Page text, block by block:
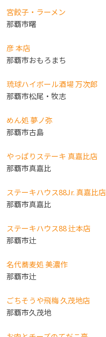
宮餃子・ラーメン
那覇市曙
彦 本店
那覇市おもろまち
琉球ハイボール酒場 万次郎
那覇市松尾・牧志
めん処 夢ノ弥
那覇市古島
やっぱりステーキ 真嘉比店
那覇市真嘉比
ステーキハウス88Jr. 真嘉比店
那覇市真嘉比
ステーキハウス88 辻本店
那覇市辻
名代蕎麦処 美濃作
那覇市辻
ごちそうや飛梅 久茂地店
那覇市久茂地